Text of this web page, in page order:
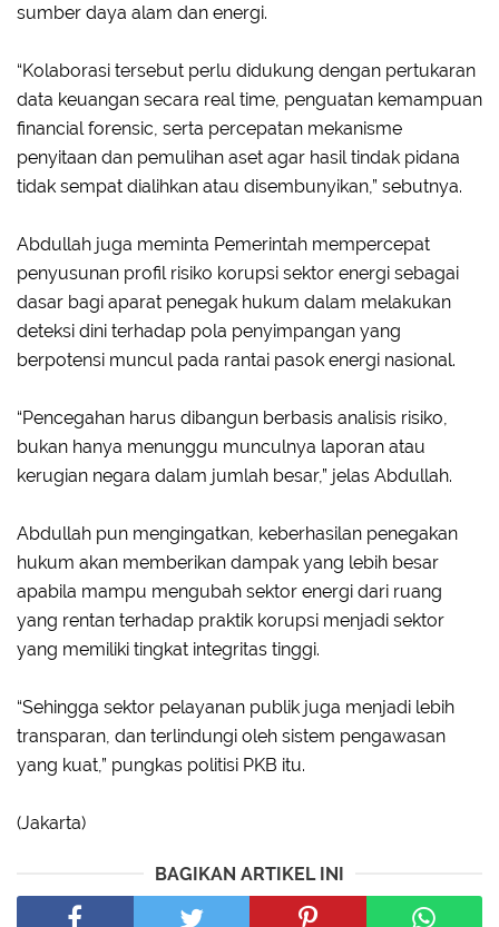
sumber daya alam dan energi.
“Kolaborasi tersebut perlu didukung dengan pertukaran
data keuangan secara real time, penguatan kemampuan
financial forensic, serta percepatan mekanisme
penyitaan dan pemulihan aset agar hasil tindak pidana
tidak sempat dialihkan atau disembunyikan,” sebutnya.
Abdullah juga meminta Pemerintah mempercepat
penyusunan profil risiko korupsi sektor energi sebagai
dasar bagi aparat penegak hukum dalam melakukan
deteksi dini terhadap pola penyimpangan yang
berpotensi muncul pada rantai pasok energi nasional.
“Pencegahan harus dibangun berbasis analisis risiko,
bukan hanya menunggu munculnya laporan atau
kerugian negara dalam jumlah besar,” jelas Abdullah.
Abdullah pun mengingatkan, keberhasilan penegakan
hukum akan memberikan dampak yang lebih besar
apabila mampu mengubah sektor energi dari ruang
yang rentan terhadap praktik korupsi menjadi sektor
yang memiliki tingkat integritas tinggi.
“Sehingga sektor pelayanan publik juga menjadi lebih
transparan, dan terlindungi oleh sistem pengawasan
yang kuat,” pungkas politisi PKB itu.
(Jakarta)
BAGIKAN ARTIKEL INI